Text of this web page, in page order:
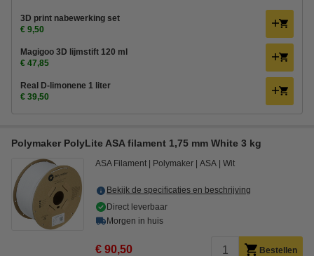
3D print nabewerking set
€ 9,50
Magigoo 3D lijmstift 120 ml
€ 47,85
Real D-limonene 1 liter
€ 39,50
Polymaker PolyLite ASA filament 1,75 mm White 3 kg
ASA Filament Polymaker ASA Wit
Bekijk de specificaties en beschrijving
Direct leverbaar
Morgen in huis
€ 90,50 Bestellen